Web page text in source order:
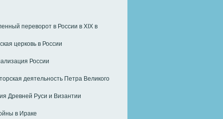
переворот в России в ХIХ в
церковь в России
России
деятельность Петра Великого
Древней Руси и Византии
в Ираке